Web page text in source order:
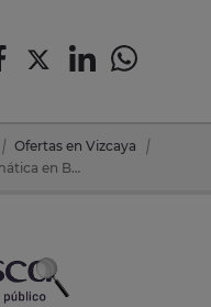
Ofertas en Vizcaya
Oposiciones de Técnico Auxiliar de Informática en Bilbao (Vizcaya)